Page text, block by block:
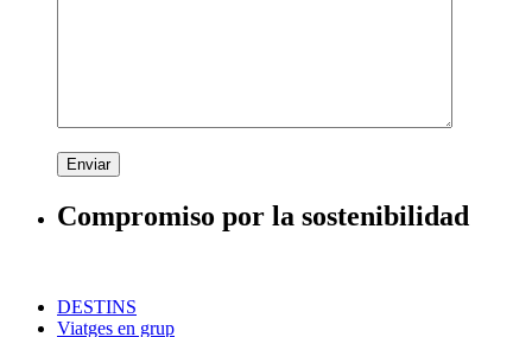
Enviar
Compromiso por la sostenibilidad
DESTINS
Viatges en grup